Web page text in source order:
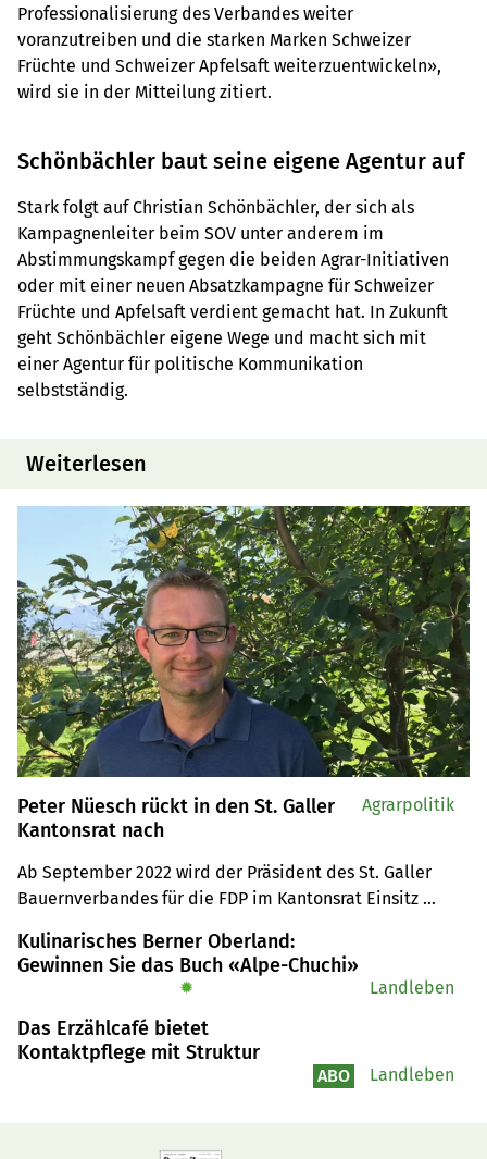
Professionalisierung des Verbandes weiter
voranzutreiben und die starken Marken Schweizer
Früchte und Schweizer Apfelsaft weiterzuentwickeln»,
wird sie in der Mitteilung zitiert.
Schönbächler baut seine eigene Agentur auf
Stark folgt auf Christian Schönbächler, der sich als
Kampagnenleiter beim SOV unter anderem im
Abstimmungskampf gegen die beiden Agrar-Initiativen
oder mit einer neuen Absatzkampagne für Schweizer
Früchte und Apfelsaft verdient gemacht hat. In Zukunft
geht Schönbächler eigene Wege und macht sich mit
einer Agentur für politische Kommunikation
selbstständig.
Weiterlesen
Peter Nüesch rückt in den St. Galler
Kantonsrat nach
Ab September 2022 wird der Präsident des St. Galler
Bauernverbandes für die FDP im Kantonsrat Einsitz
Bauer aus dem Rheintal.
Agrarpolitik
Kulinarisches Berner Oberland:
Gewinnen Sie das Buch «Alpe-Chuchi»
✹ Landleben
Das Erzählcafé bietet
Kontaktpflege mit Struktur
ABO Landleben